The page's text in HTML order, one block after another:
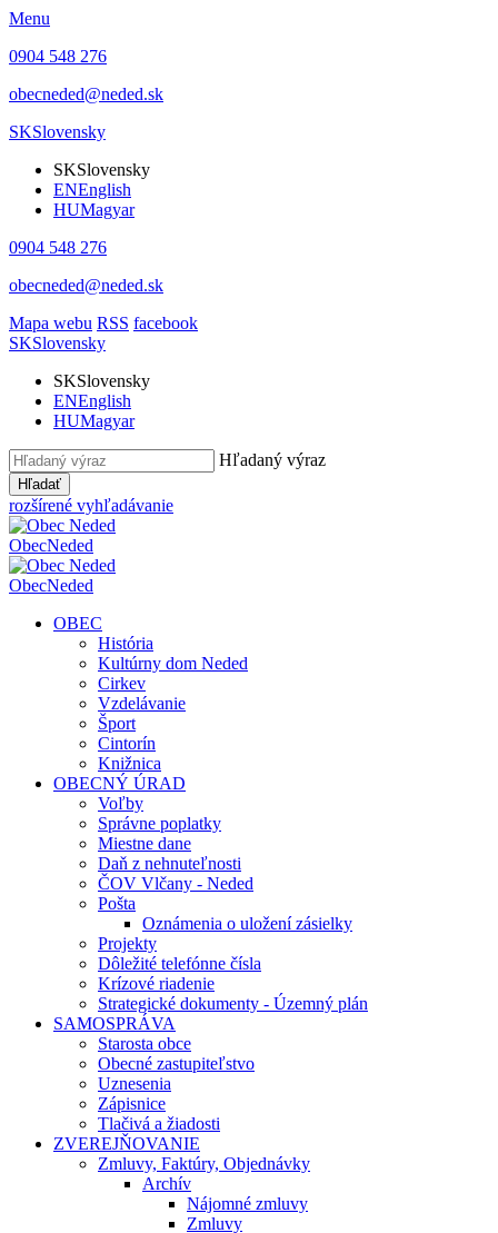
Menu
0904 548 276
obecneded@neded.sk
SKSlovensky
SKSlovensky
ENEnglish
HUMagyar
0904 548 276
obecneded@neded.sk
Mapa webu RSS facebook
SKSlovensky
SKSlovensky
ENEnglish
HUMagyar
Hľadaný výraz
Hľadať
rozšírené vyhľadávanie
ObecNeded
ObecNeded
OBEC
História
Kultúrny dom Neded
Cirkev
Vzdelávanie
Šport
Cintorín
Knižnica
OBECNÝ ÚRAD
Voľby
Správne poplatky
Miestne dane
Daň z nehnuteľnosti
ČOV Vlčany - Neded
Pošta
Oznámenia o uložení zásielky
Projekty
Dôležité telefónne čísla
Krízové riadenie
Strategické dokumenty - Územný plán
SAMOSPRÁVA
Starosta obce
Obecné zastupiteľstvo
Uznesenia
Zápisnice
Tlačivá a žiadosti
ZVEREJŇOVANIE
Zmluvy, Faktúry, Objednávky
Archív
Nájomné zmluvy
Zmluvy